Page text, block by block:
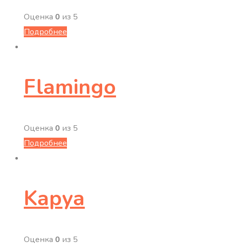
Оценка 0 из 5
Подробнее
Flamingo
Оценка 0 из 5
Подробнее
Kapya
Оценка 0 из 5